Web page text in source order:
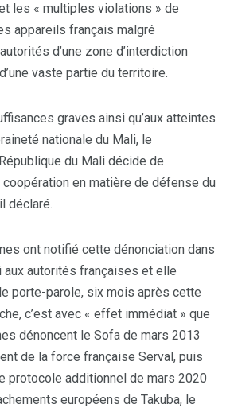
les « multiples violations » de
appareils français malgré
d’une zone d’interdiction
vaste partie du territoire.
graves ainsi qu’aux atteintes
nationale du Mali, le
du Mali décide de
en matière de défense du
déclaré.
ont notifié cette dénonciation dans
aux autorités françaises et elle
porte-parole, six mois après cette
c’est avec « effet immédiat » que
dénoncent le Sofa de mars 2013
de la force française Serval, puis
protocole additionnel de mars 2020
européens de Takuba, le